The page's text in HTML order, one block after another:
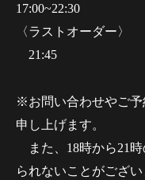
17:00~22:30
〈ラストオーダー〉
21:45
※お問い合わせやご予
申し上げます。
また、18時から21時
られないことがござ